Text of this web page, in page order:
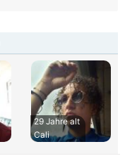
29 Jahre alt
Cali